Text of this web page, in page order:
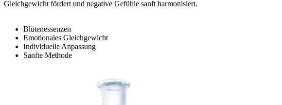
Gleichgewicht fördert und negative Gefühle sanft harmonisiert.
Blütenessenzen
Emotionales Gleichgewicht
Individuelle Anpassung
Sanfte Methode